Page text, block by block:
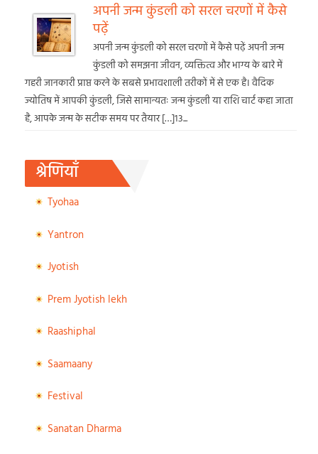
अपनी जन्म कुंडली को सरल चरणों में कैसे
पढ़ें
अपनी जन्म कुंडली को सरल चरणों में कैसे पढ़ें अपनी जन्म
कुंडली को समझना जीवन, व्यक्तित्व और भाग्य के बारे में
गहरी जानकारी प्राप्त करने के सबसे प्रभावशाली तरीकों में से एक है। वैदिक
ज्योतिष में आपकी कुंडली, जिसे सामान्यतः जन्म कुंडली या राशि चार्ट कहा जाता
है, आपके जन्म के सटीक समय पर तैयार […]13...
श्रेणियाँ
Tyohaa
Yantron
Jyotish
Prem Jyotish lekh
Raashiphal
Saamaany
Festival
Sanatan Dharma